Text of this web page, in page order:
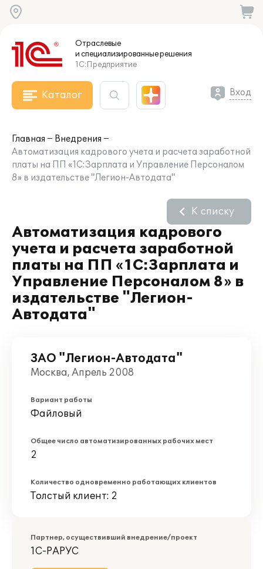
Отраслевые
и специализированныерешения
1С:Предприятие
Каталог Вход
Главная
Внедрения
Автоматизация кадрового учета и расчета заработной
платы на ПП «1С:Зарплата и Управление Персоналом
8» в издательстве "Легион-Автодата"
Автоматизация кадрового
учета и расчета заработной
платы на ПП «1С:Зарплата и
Управление Персоналом 8» в
издательстве "Легион-
Автодата"
К списку
ЗАО "Легион-Автодата"
Москва, Апрель 2008
Вариант работы
Файловый
Общее число автоматизированных рабочих мест
2
Количество одновременно работающих клиентов
Толстый клиент: 2
Партнер, осуществивший внедрение/проект
1С-РАРУС